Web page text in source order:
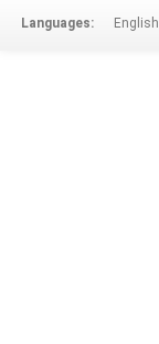
Languages: English